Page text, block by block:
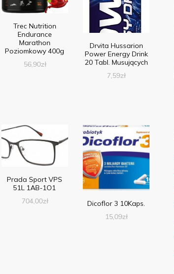
Trec Nutrition
Endurance
Marathon
Poziomkowy 400g
56,90zł
Drvita Hussarion
Power Energy Drink
20 Tabl. Musujących
7,59zł
Prada Sport VPS
51L 1AB-1O1
704,00zł
Dicoflor 3 10Kaps.
15,09zł